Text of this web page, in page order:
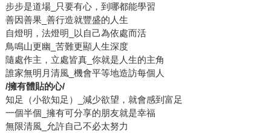
步步是道場_只要有心，到哪都能學習
善因善果_善行造就豐盛的人生
自燈明，法燈明_以自己為依處而活
鳥鳴山更幽_苦難更顯人生深度
隨處作主，立處皆真_你就是人生的主角
誰家無明月清風_機會平等地造訪每個人
/擁有體貼的心/
知足（小欲知足）_減少欲望，就會感到富足
一個半個_擁有可分享的朋友就是幸福
無限清風_允許自己不必太努力